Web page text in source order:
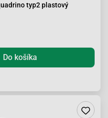
typ2 plastový
Do košíka